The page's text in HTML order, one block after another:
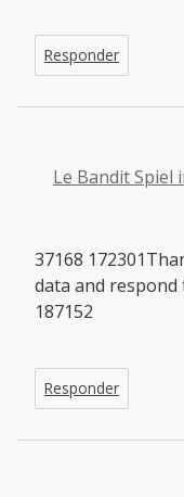
Responder
Le Bandit Spiel
37168
data and respond
187152
Responder